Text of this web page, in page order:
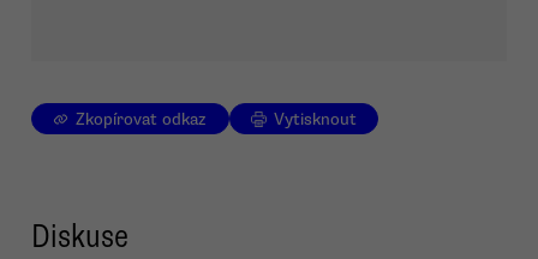
Zkopírovat odkaz Vytisknout
Diskuse